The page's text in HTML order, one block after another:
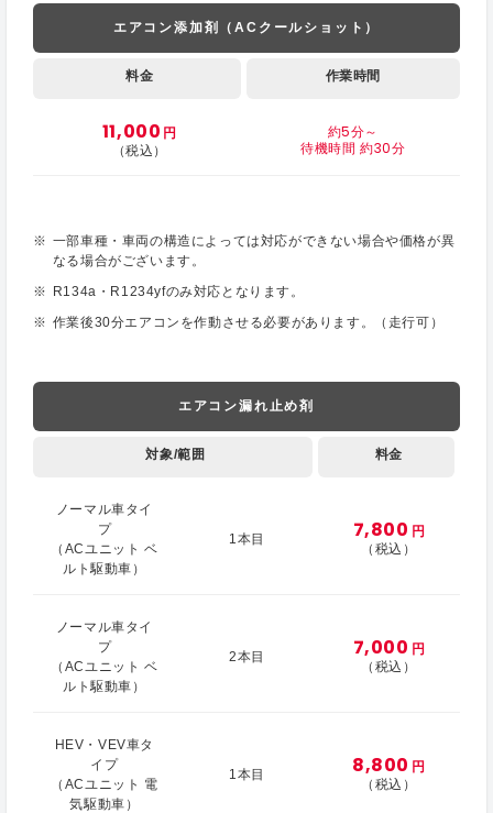
エアコン添加剤（ACクールショット）
料金 作業時間
11,000 円
（税込）
約5分～
待機時間 約30分
一部車種・車両の構造によっては対応ができない場合や価格が異
なる場合がございます。
R134a・R1234yfのみ対応となります。
作業後30分エアコンを作動させる必要があります。（走行可）
エアコン漏れ止め剤
対象/範囲 料金
ノーマル車タイ
プ
（ACユニット ベ
ルト駆動車）
1本目 7,800 円
（税込）
ノーマル車タイ
プ
（ACユニット ベ
ルト駆動車）
2本目 7,000 円
（税込）
HEV・VEV車タ
イプ
（ACユニット 電
気駆動車）
1本目 8,800 円
（税込）